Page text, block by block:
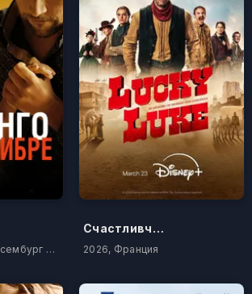
2012, Франция Люксембург Бельгия
Счастливчик Люк
2026, Франция